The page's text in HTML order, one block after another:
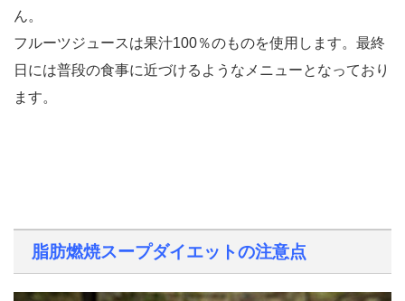
ん。
フルーツジュースは果汁100％のものを使用します。最終
日には普段の食事に近づけるようなメニューとなっており
ます。
脂肪燃焼スープダイエットの注意点